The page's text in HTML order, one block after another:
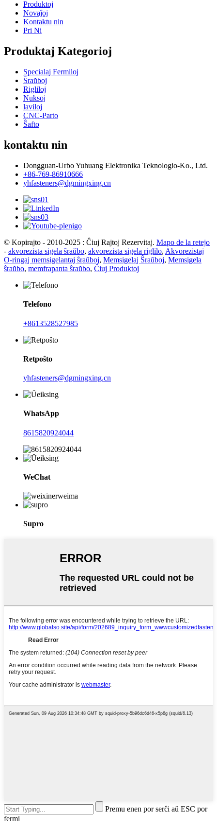
Produktoj
Novaĵoj
Kontaktu nin
Pri Ni
Produktaj Kategorioj
Specialaj Fermiloj
Ŝraŭboj
Rigliloj
Nuksoj
laviloj
CNC-Parto
Ŝafto
kontaktu nin
Dongguan-Urbo Yuhuang Elektronika Teknologio-Ko., Ltd.
+86-769-86910666
yhfasteners@dgmingxing.cn
© Kopirajto - 2010-2025 : Ĉiuj Rajtoj Rezervitaj. Mapo de la retejo
- akvorezista sigela ŝraŭbo, akvorezista sigela riglilo, Akvorezistaj
O-ringaj memsigelantaj ŝraŭboj, Memsigelaj Ŝraŭboj, Memsigela
ŝraŭbo, memfrapanta ŝraŭbo, Ĉiuj Produktoj
Telefono
+8613528527985
Retpoŝto
yhfasteners@dgmingxing.cn
WhatsApp
8615820924044
WeChat
Supro
Premu enen por serĉi aŭ ESC por
fermi